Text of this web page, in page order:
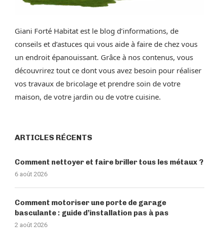
Giani Forté Habitat est le blog d’informations, de
conseils et d’astuces qui vous aide à faire de chez vous
un endroit épanouissant. Grâce à nos contenus, vous
découvrirez tout ce dont vous avez besoin pour réaliser
vos travaux de bricolage et prendre soin de votre
maison, de votre jardin ou de votre cuisine.
ARTICLES RÉCENTS
Comment nettoyer et faire briller tous les métaux ?
6 août 2026
Comment motoriser une porte de garage
basculante : guide d’installation pas à pas
2 août 2026